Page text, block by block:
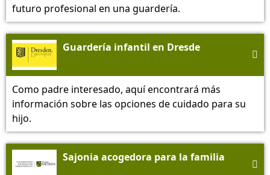
futuro profesional en una guardería.
Guardería infantil en Dresde

Como padre interesado, aquí encontrará más
información sobre las opciones de cuidado para su
hijo.
Sajonia acogedora para la familia
